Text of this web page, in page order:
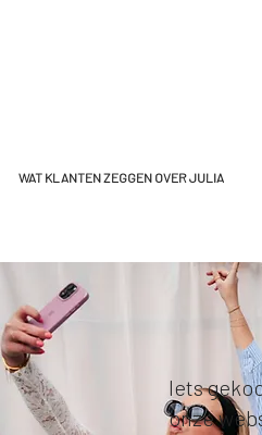
WAT KLANTEN ZEGGEN OVER JULIA
Iets
onze